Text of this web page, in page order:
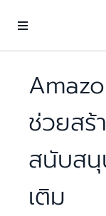
ช่วยสร้
สนับสนุ
เติม